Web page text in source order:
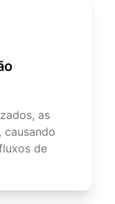
as
causando
de